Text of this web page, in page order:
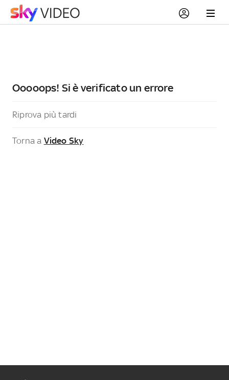
Ooooops! Si è verificato un errore
Riprova più tardi
Torna a Video Sky